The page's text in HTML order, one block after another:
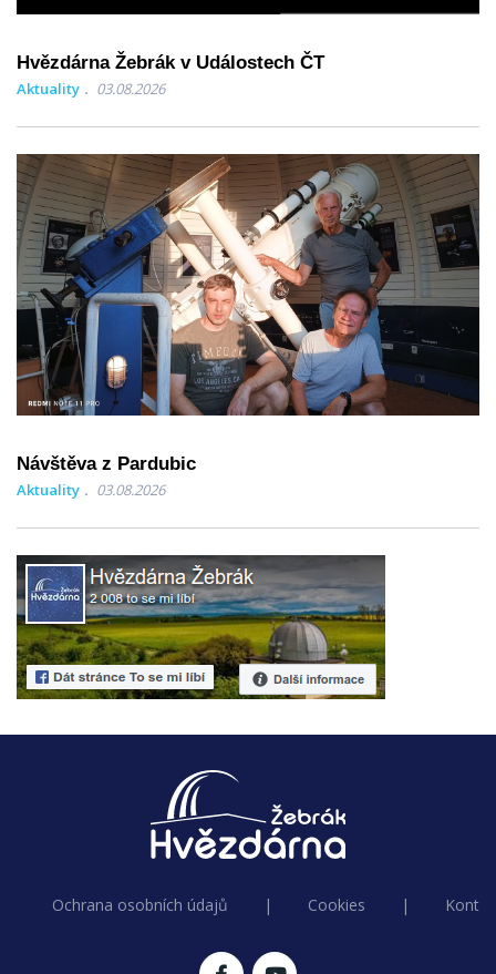
Hvězdárna Žebrák v Událostech ČT
Aktuality 03.08.2026
Návštěva z Pardubic
Aktuality 03.08.2026
Ochrana osobních údajů | Cookies |